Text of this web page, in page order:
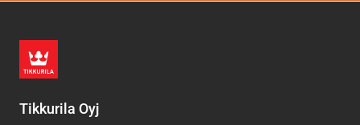
Tikkurila Oyj